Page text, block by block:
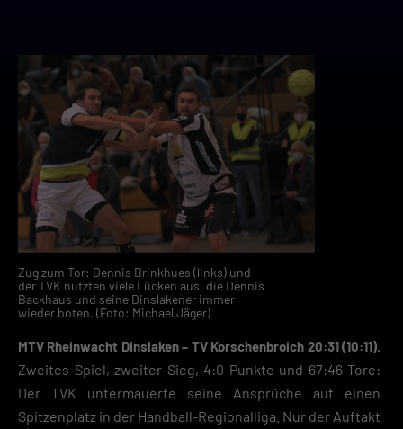
Zug zum Tor: Dennis Brinkhues (links) und
der TVK nutzten viele Lücken aus, die Dennis
Backhaus und seine Dinslakener immer
wieder boten. (Foto: Michael Jäger)
MTV Rheinwacht Dinslaken – TV Korschenbroich 20:31 (10:11).
Zweites Spiel, zweiter Sieg, 4:0 Punkte und 67:46 Tore:
Der TVK untermauerte seine Ansprüche auf einen
Spitzenplatz in der Handball-Regionalliga. Nur der Auftakt